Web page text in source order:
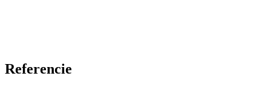
Referencie